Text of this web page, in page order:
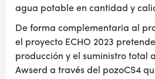
agua potable en cantidad y
De forma complementaria al
el proyecto ECHO 2023
producción y el suministro total
Awserd a través del pozoCS4